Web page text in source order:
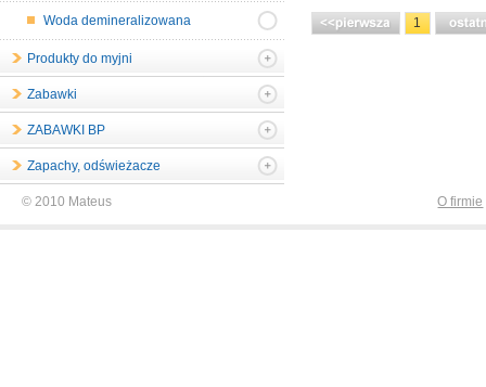
Woda demineralizowana
Produkty do myjni
Zabawki
ZABAWKI BP
Zapachy, odświeżacze
1
© 2010 Mateus O firmie